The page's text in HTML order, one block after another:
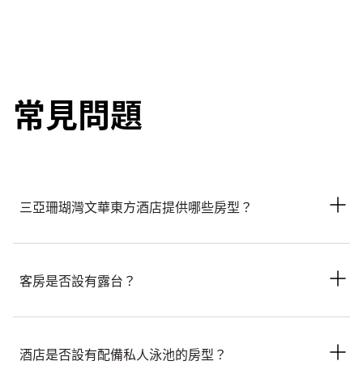
常見問題
三亞珊瑚灣文華東方酒店提供哪些房型？
客房、樓閣、套房和別墅。
客房是否設有露台？
其中，觀海軒尊貴海景房及攬海居至尊海景套房等房型皆配備寬
酒店是否設有配備私人泳池的房型？